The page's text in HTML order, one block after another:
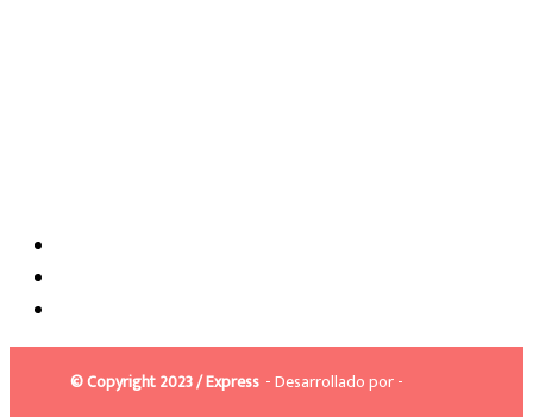
© Copyright 2023 / Express - Desarrollado por -